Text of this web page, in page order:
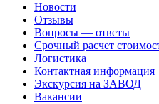
Новости
Отзывы
Вопросы — ответы
Срочный расчет
Логистика
Контактная информация
Экскурсия на ЗАВОД
Вакансии